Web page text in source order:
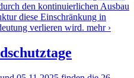
den kontinuierlichen Ausbau
diese Einschränkung in
verlieren wird. mehr ›